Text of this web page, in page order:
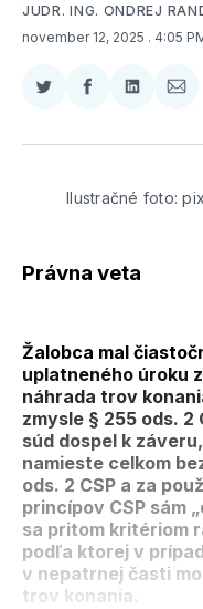
JUDR. ING. ONDREJ
november 12, 2025 . 4:05
Zdieľať
Twitter
Zdieľať
Facebooku
Zdieľať
E-
Ilustračné foto:
Právna veta
Žalobca mal
uplatneného úroku
náhrada trov
zmysle § 255 ods. 2
súd dospel k
namieste celkom
ods. 2 CSP a za
princípov CSP sám
sa pritom kritériom
podľa ktorej v
v nepatrnej časti
trov konania.